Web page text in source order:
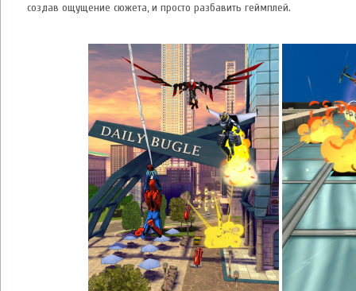
создав ощущение сюжета, и просто разбавить геймплей.